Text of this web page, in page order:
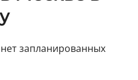
запланированных